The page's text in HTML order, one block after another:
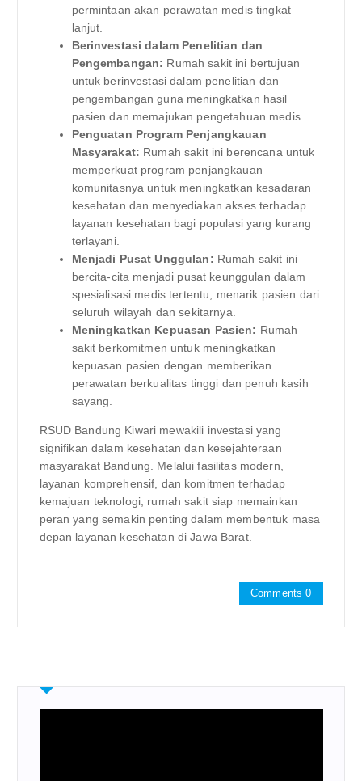
permintaan akan perawatan medis tingkat
lanjut.
Berinvestasi dalam Penelitian dan
Pengembangan: Rumah sakit ini bertujuan
untuk berinvestasi dalam penelitian dan
pengembangan guna meningkatkan hasil
pasien dan memajukan pengetahuan medis.
Penguatan Program Penjangkauan
Masyarakat: Rumah sakit ini berencana untuk
memperkuat program penjangkauan
komunitasnya untuk meningkatkan kesadaran
kesehatan dan menyediakan akses terhadap
layanan kesehatan bagi populasi yang kurang
terlayani.
Menjadi Pusat Unggulan: Rumah sakit ini
bercita-cita menjadi pusat keunggulan dalam
spesialisasi medis tertentu, menarik pasien dari
seluruh wilayah dan sekitarnya.
Meningkatkan Kepuasan Pasien: Rumah
sakit berkomitmen untuk meningkatkan
kepuasan pasien dengan memberikan
perawatan berkualitas tinggi dan penuh kasih
sayang.
RSUD Bandung Kiwari mewakili investasi yang
signifikan dalam kesehatan dan kesejahteraan
masyarakat Bandung. Melalui fasilitas modern,
layanan komprehensif, dan komitmen terhadap
kemajuan teknologi, rumah sakit siap memainkan
peran yang semakin penting dalam membentuk masa
depan layanan kesehatan di Jawa Barat.
Comments 0